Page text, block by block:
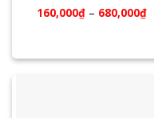
160,000₫– 680,000₫